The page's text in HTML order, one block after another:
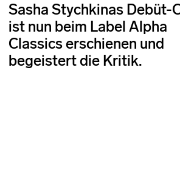
Sasha Stychkinas Debüt-
ist nun beim Label Alpha
Classics erschienen und
begeistert die Kritik.